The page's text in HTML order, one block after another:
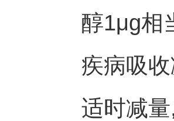
醇1μg相
疾病吸
适时减